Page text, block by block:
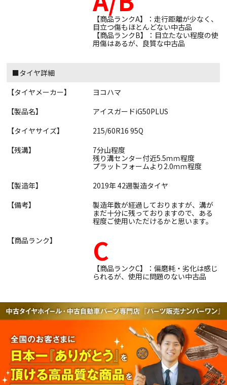
【商品ランクA】：走行距離が少なく、
目立つ傷もほとんどない中古品
【商品ランクB】：目立たない程度の使
用傷はあるが、良質な中古品
■タイヤ詳細
【タイヤメーカー】
ヨコハマ
【製品名】
アイスガードiG50PLUS
【タイヤサイズ】
215/60R16 95Q
【残溝】
7分山程度
残り溝センター付近5.5ｍｍ程度
プラットフォームより2.0ｍｍ程度
【製造年】
2019年 42週製造タイヤ
【備考】
製造年数が経過しておりますが、溝が
まだ十分に残っておりますので、ある
程度ご使用いただけるかと思います。
【商品ランク】
C
【商品ランクC】：偏磨耗・劣化は感じ
られるが、使用に問題のない中古品